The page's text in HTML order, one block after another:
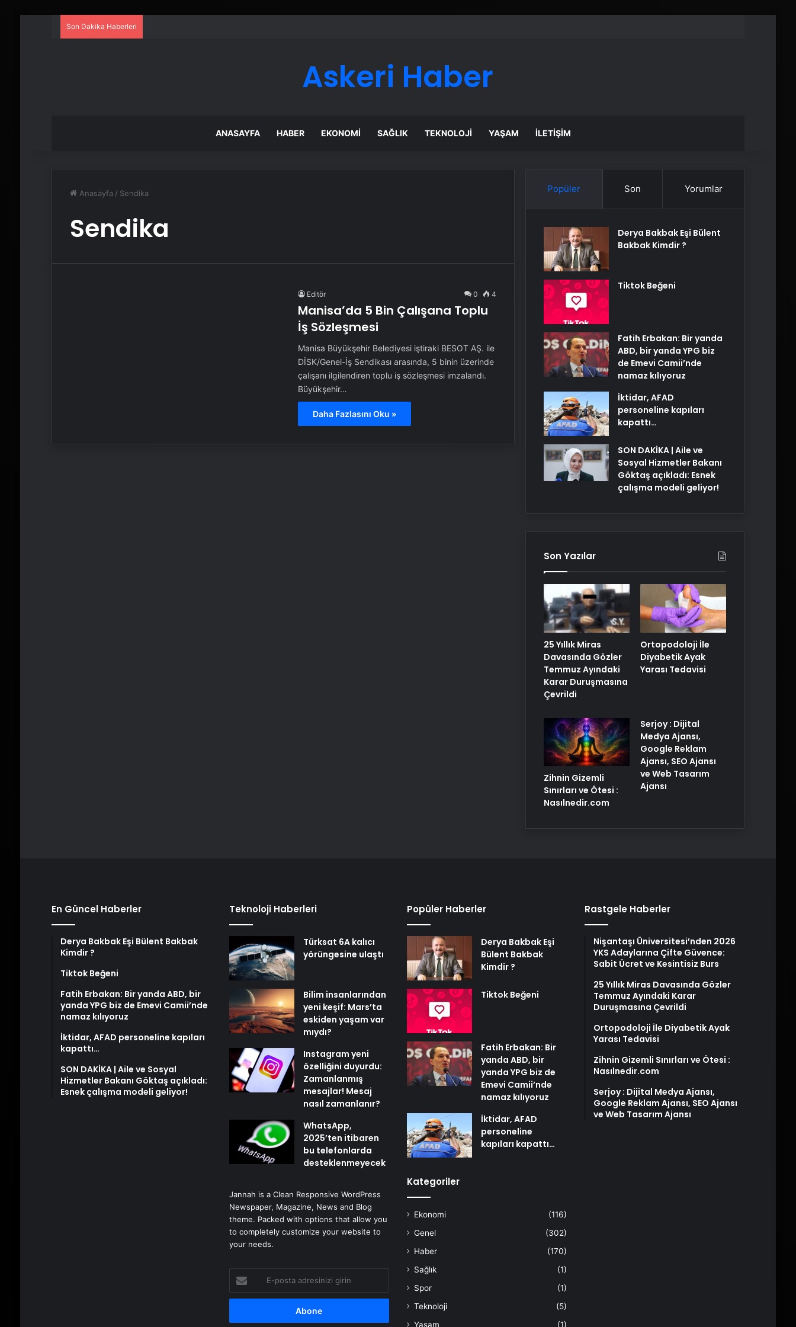
Son Dakika Haberleri
Askeri Haber
ANASAYFA HABER EKONOMI SAĞLIK TEKNOLOJI YAŞAM İLETIŞIM
Anasayfa / Sendika
Sendika
Editör 0 4
Manisa’da 5 Bin Çalışana Toplu
İş Sözleşmesi
Manisa Büyükşehir Belediyesi iştiraki BESOT AŞ. ile
DİSK/Genel-İş Sendikası arasında, 5 binin üzerinde
çalışanı ilgilendiren toplu iş sözleşmesi imzalandı.
Büyükşehir…
Daha Fazlasını Oku »
Popüler Son Yorumlar
Derya Bakbak Eşi Bülent
Bakbak Kimdir ?
Tiktok Beğeni
Fatih Erbakan: Bir yanda
ABD, bir yanda YPG biz
de Emevi Camii’nde
namaz kılıyoruz
İktidar, AFAD
personeline kapıları
kapattı…
SON DAKİKA | Aile ve
Sosyal Hizmetler Bakanı
Göktaş açıkladı: Esnek
çalışma modeli geliyor!
Son Yazılar
25 Yıllık Miras
Davasında Gözler
Temmuz Ayındaki
Karar Duruşmasına
Çevrildi
Ortopodoloji İle
Diyabetik Ayak
Yarası Tedavisi
Zihnin Gizemli
Sınırları ve Ötesi :
Nasılnedir.com
Serjoy : Dijital
Medya Ajansı,
Google Reklam
Ajansı, SEO Ajansı
ve Web Tasarım
Ajansı
En Güncel Haberler
Derya Bakbak Eşi Bülent Bakbak
Kimdir ?
Tiktok Beğeni
Fatih Erbakan: Bir yanda ABD, bir
yanda YPG biz de Emevi Camii’nde
namaz kılıyoruz
İktidar, AFAD personeline kapıları
kapattı…
SON DAKİKA | Aile ve Sosyal
Hizmetler Bakanı Göktaş açıkladı:
Esnek çalışma modeli geliyor!
Teknoloji Haberleri
Türksat 6A kalıcı
yörüngesine ulaştı
Bilim insanlarından
yeni keşif: Mars’ta
eskiden yaşam var
mıydı?
Instagram yeni
özelliğini duyurdu:
Zamanlanmış
mesajlar! Mesaj
nasıl zamanlanır?
WhatsApp,
2025’ten itibaren
bu telefonlarda
desteklenmeyecek
Jannah is a Clean Responsive WordPress
Newspaper, Magazine, News and Blog
theme. Packed with options that allow you
to completely customize your website to
your needs.
posta
adresinizi
Popüler Haberler
Derya Bakbak Eşi
Bülent Bakbak
Kimdir ?
Tiktok Beğeni
Fatih Erbakan: Bir
yanda ABD, bir
yanda YPG biz de
Emevi Camii’nde
namaz kılıyoruz
İktidar, AFAD
personeline
kapıları kapattı…
Kategoriler
Ekonomi
(116)
Genel
(302)
Haber
(170)
Sağlık
(1)
Spor
(1)
Teknoloji
(5)
Yaşam
(1)
Rastgele Haberler
Nişantaşı Üniversitesi’nden 2026
YKS Adaylarına Çifte Güvence:
Sabit Ücret ve Kesintisiz Burs
25 Yıllık Miras Davasında Gözler
Temmuz Ayındaki Karar
Duruşmasına Çevrildi
Ortopodoloji İle Diyabetik Ayak
Yarası Tedavisi
Zihnin Gizemli Sınırları ve Ötesi :
Nasılnedir.com
Serjoy : Dijital Medya Ajansı,
Google Reklam Ajansı, SEO Ajansı
ve Web Tasarım Ajansı